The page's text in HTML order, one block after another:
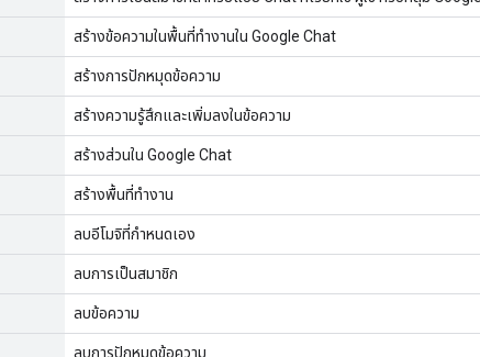
สร้างข้อความในพื้นที่ทำงานใน Google Chat
สร้างการปักหมุดข้อความ
สร้างความรู้สึกและเพิ่มลงในข้อความ
สร้างส่วนใน Google Chat
สร้างพื้นที่ทำงาน
ลบอีโมจิที่กำหนดเอง
ลบการเป็นสมาชิก
ลบข้อความ
ลบการปักหมุดข้อความ